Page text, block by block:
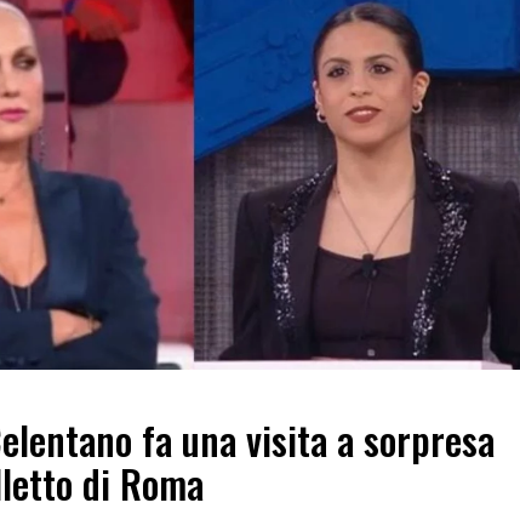
fa una visita a sorpresa
di Roma